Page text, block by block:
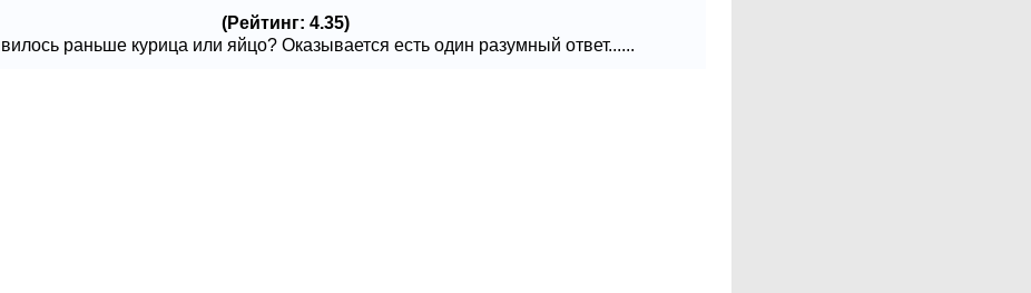
(Рейтинг: 4.35)
раньше курица или яйцо? Оказывается есть один разумный ответ......